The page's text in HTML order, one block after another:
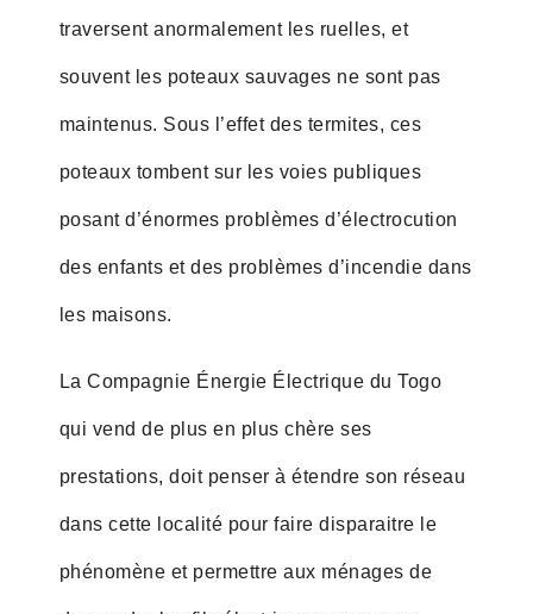
traversent anormalement les ruelles, et
souvent les poteaux sauvages ne sont pas
maintenus. Sous l’effet des termites, ces
poteaux tombent sur les voies publiques
posant d’énormes problèmes d’électrocution
des enfants et des problèmes d’incendie dans
les maisons.
La Compagnie Énergie Électrique du Togo
qui vend de plus en plus chère ses
prestations, doit penser à étendre son réseau
dans cette localité pour faire disparaitre le
phénomène et permettre aux ménages de